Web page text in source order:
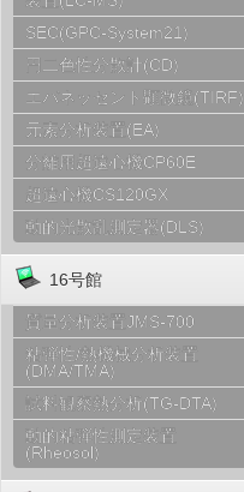
SEC(GPC-System21)
円二色性分散計(CD)
エバネッセント顕微鏡(TIRF)
元素分析装置(EA)
分離用超遠心機CP60E
超遠心機CS120GX
動的光散乱測定器(DLS)
16号館
質量分析装置JMS-700
粘弾性/熱機械分析装置
(DMA/TMA)
試料観察熱分析(TG-DTA)
動的粘弾性測定装置
(Rheosol)